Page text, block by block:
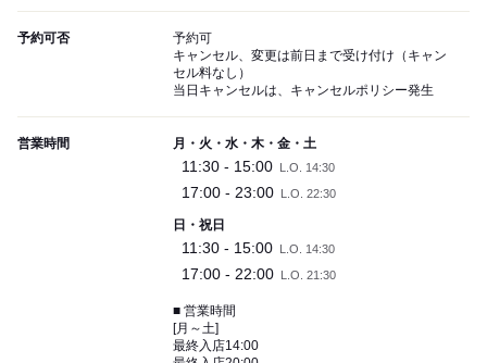
予約可否
予約可
キャンセル、変更は前日まで受け付け（キャン
セル料なし）
当日キャンセルは、キャンセルポリシー発生
営業時間 月・火・水・木・金・土
11:30 - 15:00 L.O. 14:30
17:00 - 23:00 L.O. 22:30
日・祝日
11:30 - 15:00 L.O. 14:30
17:00 - 22:00 L.O. 21:30
■ 営業時間
[月～土]
最終入店14:00